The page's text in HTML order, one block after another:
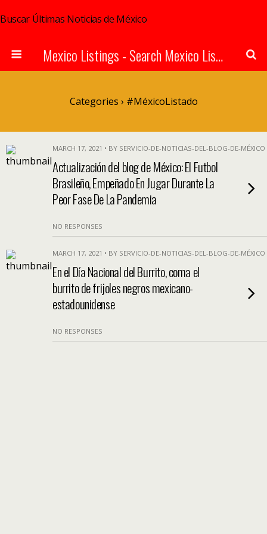
Buscar Últimas Noticias de México
Mexico Listings - Search Mexico Listings Online
Categories › #MéxicoListado
MARCH 17, 2021 • BY SERVICIO-DE-NOTICIAS-DEL-BLOG-DE-MÉXICO
Actualización del blog de México: El Futbol
Brasileño, Empeñado En Jugar Durante La
Peor Fase De La Pandemia
NO RESPONSES
MARCH 17, 2021 • BY SERVICIO-DE-NOTICIAS-DEL-BLOG-DE-MÉXICO
En el Día Nacional del Burrito, coma el
burrito de frijoles negros mexicano-
estadounidense
NO RESPONSES